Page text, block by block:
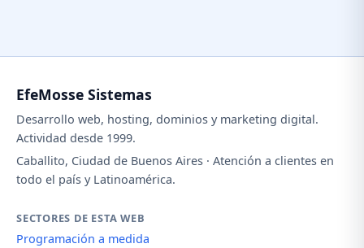
EfeMosse Sistemas
Desarrollo web, hosting, dominios y marketing digital.
Actividad desde 1999.
Caballito, Ciudad de Buenos Aires · Atención a clientes en
todo el país y Latinoamérica.
SECTORES DE ESTA WEB
Programación a medida